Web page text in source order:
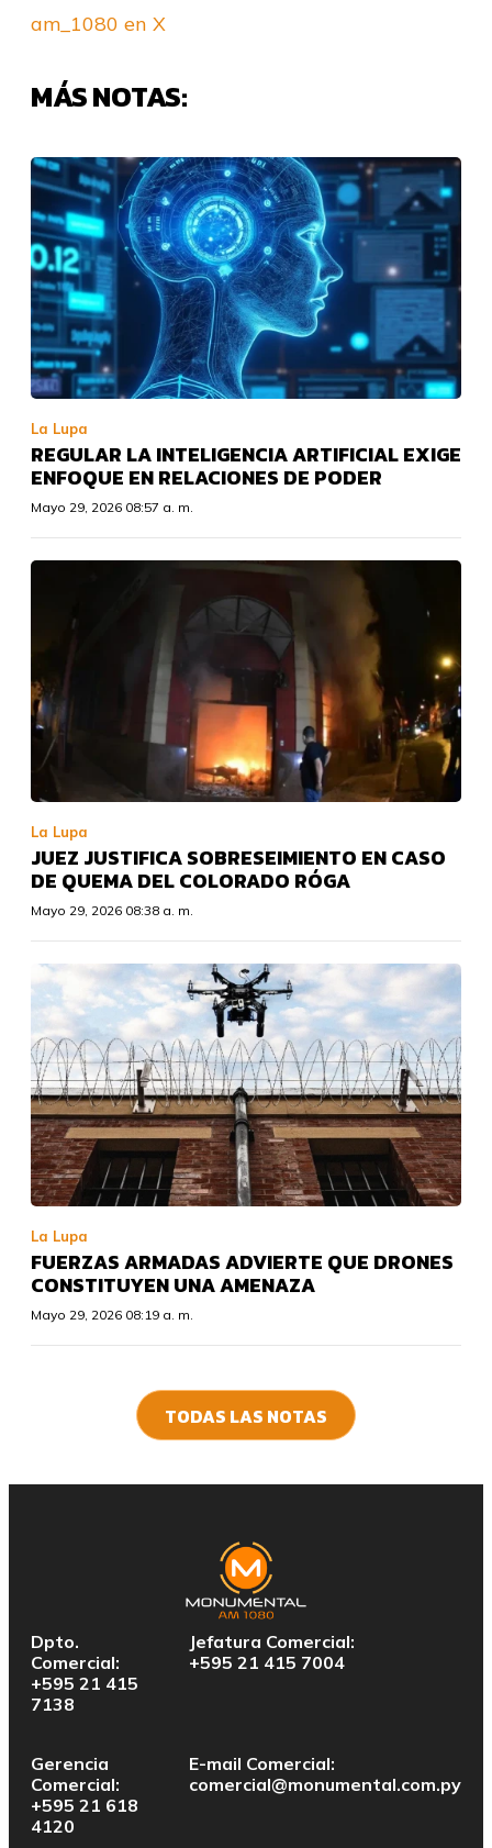
am_1080 en X
MÁS NOTAS:
La Lupa
REGULAR LA INTELIGENCIA ARTIFICIAL EXIGE
ENFOQUE EN RELACIONES DE PODER
Mayo 29, 2026 08:57 a. m.
La Lupa
JUEZ JUSTIFICA SOBRESEIMIENTO EN CASO
DE QUEMA DEL COLORADO RÓGA
Mayo 29, 2026 08:38 a. m.
La Lupa
FUERZAS ARMADAS ADVIERTE QUE DRONES
CONSTITUYEN UNA AMENAZA
Mayo 29, 2026 08:19 a. m.
TODAS LAS NOTAS
Dpto.
Comercial:
+595 21 415
7138
Jefatura Comercial:
+595 21 415 7004
Gerencia
Comercial:
+595 21 618
4120
E-mail Comercial:
comercial@monumental.com.py